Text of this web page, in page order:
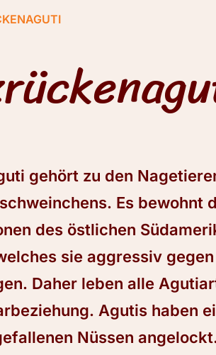
gehört zu den
Es bewohnt
des östlichen
sie aggressiv
Daher leben alle
Agutis haben
Nüssen